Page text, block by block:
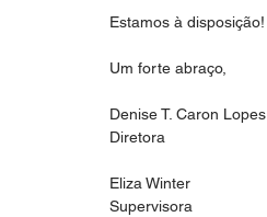
Estamos à disposição!
Um forte abraço,
Denise T. Caron Lopes
Diretora
Eliza Winter
Supervisora